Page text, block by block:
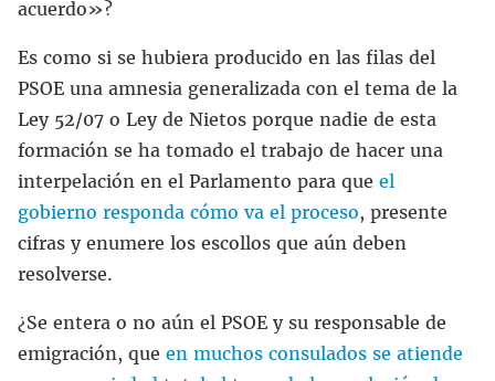
acuerdo»?
Es como si se hubiera producido en las filas del
PSOE una amnesia generalizada con el tema de la
Ley 52/07 o Ley de Nietos porque nadie de esta
formación se ha tomado el trabajo de hacer una
interpelación en el Parlamento para que el
gobierno responda cómo va el proceso, presente
cifras y enumere los escollos que aún deben
resolverse.
¿Se entera o no aún el PSOE y su responsable de
emigración, que en muchos consulados se atiende